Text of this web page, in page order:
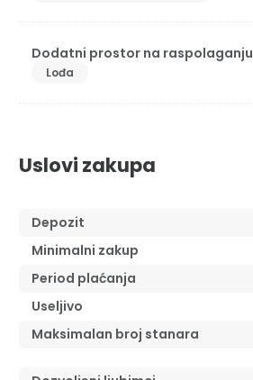
Dodatni prostor na raspolaganju
Lođa
Uslovi zakupa
Depozit
Minimalni zakup
Period plaćanja
Useljivo
Maksimalan broj stanara